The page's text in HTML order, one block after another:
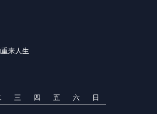
来人生
三 四 五 六 日